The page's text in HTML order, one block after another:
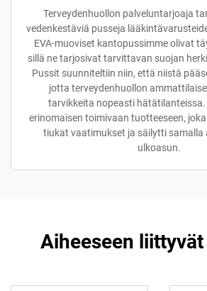
Terveydenhuollon palveluntarjoaja
vedenkestäviä pusseja
EVA-muoviset kantopussimme olivat
sillä ne tarjosivat tarvittavan suojan
Pussit suunniteltiin niin, että niistä
jotta terveydenhuollon
tarvikkeita nopeasti
erinomaisen toimivaan tuotteeseen,
tiukat vaatimukset ja säilytti samalla
ulkoasun.
Aiheeseen